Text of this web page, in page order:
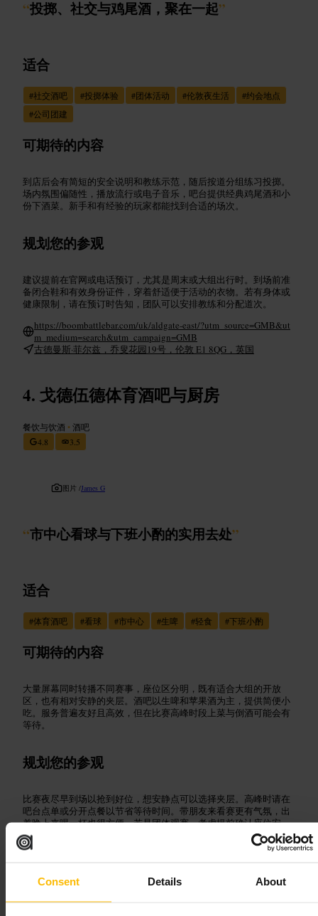
Consent Details About
“投掷、社交与鸡尾酒，聚在一起”
适合
#社交酒吧 #投掷体验 #团体活动 #伦敦夜生活 #约会地点
#公司团建
可期待的内容
到店后会有简短的安全说明和教练示范，随后按道分组练习投掷。
场内氛围偏随性，播放流行或电子音乐，吧台提供经典鸡尾酒和小
份下酒菜。新手和有经验的玩家都能找到合适的场次。
规划您的参观
建议提前在官网或电话预订，尤其是周末或大组出行时。到场前准
备闭合鞋和有效身份证件，穿着舒适便于活动的衣物。若有身体或
健康限制，请在预订时告知，团队可以安排教练和分配道次。
https://boombattlebar.com/uk/aldgate-east/?utm_source=GMB&ut
m_medium=search&utm_campaign=GMB
古德曼斯·菲尔兹，乔叟花园19号，伦敦 E1 8QG，英国
戈德伍德体育酒吧与厨房
餐饮与饮酒 •酒吧
4.8
3.5
图片 /James G
“市中心看球与下班小酌的实用去处”
适合
#体育酒吧 #看球 #市中心 #生啤 #轻食 #下班小酌
可期待的内容
大量屏幕同时转播不同赛事，座位区分明，既有适合大组的开放
区，也有相对安静的夹层。酒吧以生啤和苹果酒为主，提供简便小
吃。服务普遍友好且高效，但在比赛高峰时段上菜与倒酒可能会有
等待。
规划您的参观
比赛夜尽早到场以抢到好位，想安静点可以选择夹层。高峰时请在
吧台点单或分开点餐以节省等待时间。带朋友来看赛更有气氛，出
差晚上来喝一杯也很方便。若是团体观赛，考虑提前确认座位安
排。
https://www.sportlondon.com/goldwood?utm_source=google&utm